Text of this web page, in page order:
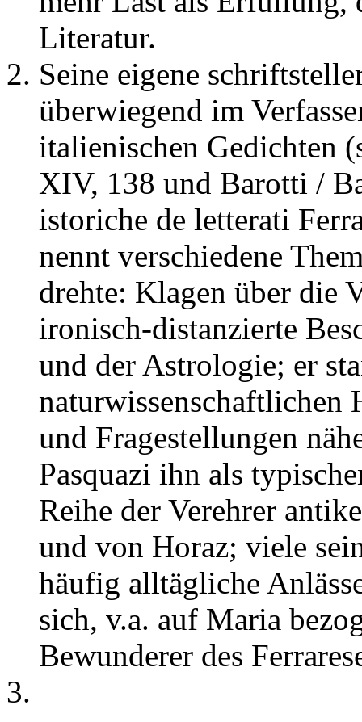
Literatur.
Seine eigene
überwiegend im
italienischen Gedichten
XIV, 138 und Barotti /
istoriche de letterati
nennt verschiedene
drehte: Klagen über die
ironisch-distanzierte
und der Astrologie; er
naturwissenschaftlichen
und Fragestellungen
Pasquazi ihn als
Reihe der Verehrer
und von Horaz; viele
häufig alltägliche
sich, v.a. auf Maria
Bewunderer des